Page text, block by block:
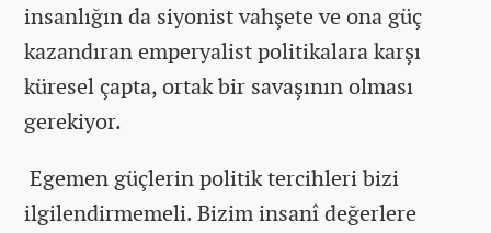
insanlığın da siyonist vahşete ve ona güç
kazandıran emperyalist politikalara karşı
küresel çapta, ortak bir savaşının olması
gerekiyor.
Egemen güçlerin politik tercihleri bizi
ilgilendirmemeli. Bizim insanî değerlere